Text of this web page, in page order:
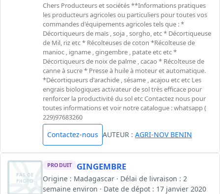
Chers Producteurs et sociétés **Informations pratiques
les producteurs agricoles ou particuliers pour toutes vos
commandes d'équipements agricoles tels que : *
Décortiqueurs de maïs , soja , sorgho, etc * Décortiqueuse
de Mil, riz etc * Récolteuses de coton *Récolteuse de
manioc , igname , gingembre , patate etc etc *
Décortiqueurs de noix de palme , cacao * Récolteuse de
canne à sucre * Presse à huile à moteur et automatique.
*Décortiqueurs d'arachide , sésame , acajou etc etc Les
engrais biologiques activateur de sol très efficace pour
renforcer la productivité du sol etc Contactez nous pour
toutes informations et voir notre catalogue : whatsapp (
229)97683260
Contactez-nous AUTEUR : AGRI-NOV BENIN
PRODUIT GINGEMBRE
Origine : Madagascar · Délai de livraison : 2
semaine environ · Date de dépot : 17 janvier 2020